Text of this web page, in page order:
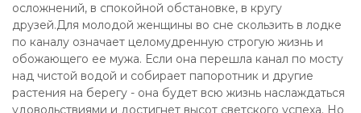
осложнений, в спокойной обстановке, в кругу
друзей.Для молодой женщины во сне скользить в лодке
по каналу означает целомудренную строгую жизнь и
обожающего ее мужа. Если она перешла канал по мосту
над чистой водой и собирает папоротник и другие
растения на берегу - она будет всю жизнь наслаждаться
удовольствиями и достигнет высот светского успеха. Но